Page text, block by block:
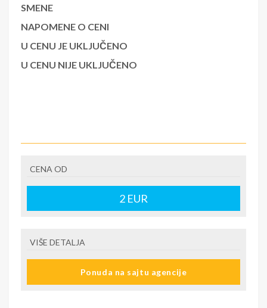
SMENE
NAPOMENE O CENI
U CENU JE UKLJUČENO
U CENU NIJE UKLJUČENO
CENA OD
2 EUR
VIŠE DETALJA
Ponuda na sajtu agencije